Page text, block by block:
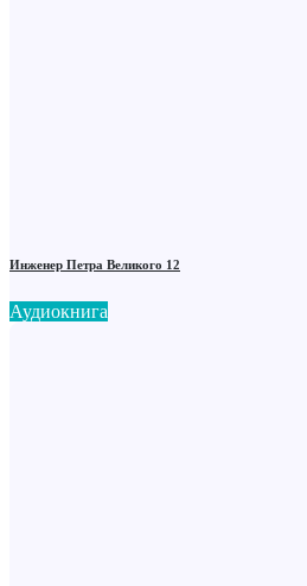
Инженер Петра Великого 12
Аудиокнига